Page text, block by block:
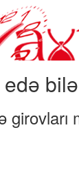
edə
girovları